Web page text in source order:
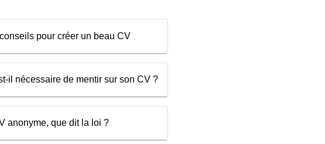
pour créer un beau CV
il nécessaire de mentir sur son CV ?
anonyme, que dit la loi ?